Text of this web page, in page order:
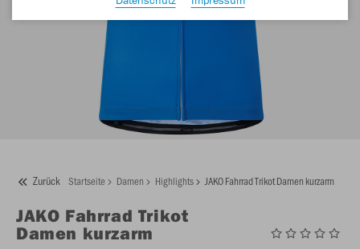
Zurück Startseite Damen Highlights JAKO Fahrrad Trikot Damen kurzarm
JAKO Fahrrad Trikot
Damen kurzarm